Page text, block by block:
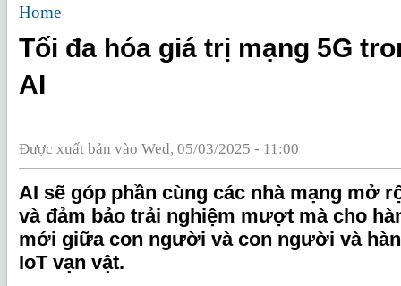
Home
Tối đa hóa giá trị mạng 5G
AI
Được xuất bản vào Wed, 05/03/2025 - 11:00
AI sẽ góp phần cùng các nhà mạng mở
và đảm bảo trải nghiệm mượt mà cho
mới giữa con người và con người và
IoT vạn vật.